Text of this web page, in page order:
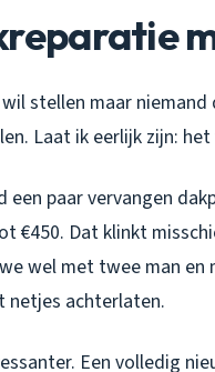
stellen maar
Laat ik eerlijk zijn:
paar vervangen
€450. Dat klinkt
wel met twee man
netjes achterlaten.
Een volledig